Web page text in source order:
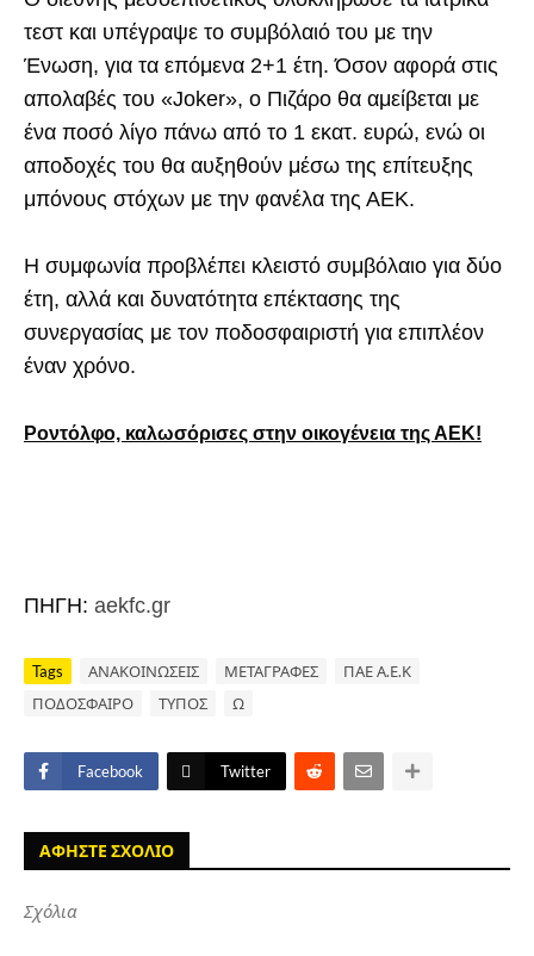
τεστ και υπέγραψε το συμβόλαιό του με την
Ένωση, για τα επόμενα 2+1 έτη. Όσον αφορά στις
απολαβές του «Joker», ο Πιζάρο θα αμείβεται με
ένα ποσό λίγο πάνω από το 1 εκατ. ευρώ, ενώ οι
αποδοχές του θα αυξηθούν μέσω της επίτευξης
μπόνους στόχων με την φανέλα της ΑΕΚ.
Η συμφωνία προβλέπει κλειστό συμβόλαιο για δύο
έτη, αλλά και δυνατότητα επέκτασης της
συνεργασίας με τον ποδοσφαιριστή για επιπλέον
έναν χρόνο.
Ροντόλφο, καλωσόρισες στην οικογένεια της ΑΕΚ!
ΠΗΓΗ: aekfc.gr
Tags ΑΝΑΚΟΙΝΩΣΕΙΣ ΜΕΤΑΓΡΑΦΕΣ
ΠΑΕ Α.Ε.Κ
ΠΟΔΟΣΦΑΙΡΟ
ΤΥΠΟΣ Ω
Facebook Twitter
ΑΦΗΣΤΕ ΣΧΟΛΙΟ
Σχόλια